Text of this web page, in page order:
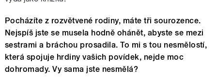
Pocházíte z rozvětvené rodiny, máte tři sourozence.
Nejspíš jste se musela hodně ohánět, abyste se mezi
sestrami a bráchou prosadila. To mi s tou nesmělostí,
která spojuje hrdiny vašich povídek, nejde moc
dohromady. Vy sama jste nesmělá?